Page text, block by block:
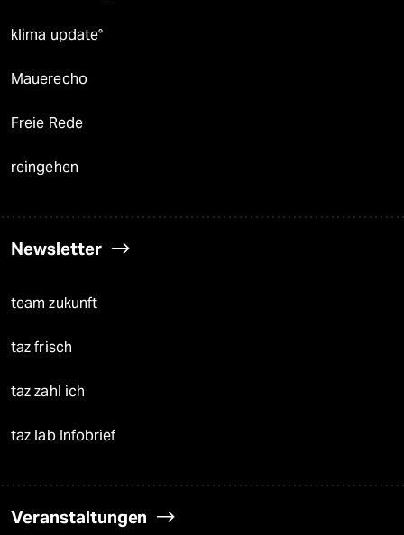
klima update°
Mauerecho
Freie Rede
reingehen
Newsletter
team zukunft
taz frisch
taz zahl ich
taz lab Infobrief
Veranstaltungen